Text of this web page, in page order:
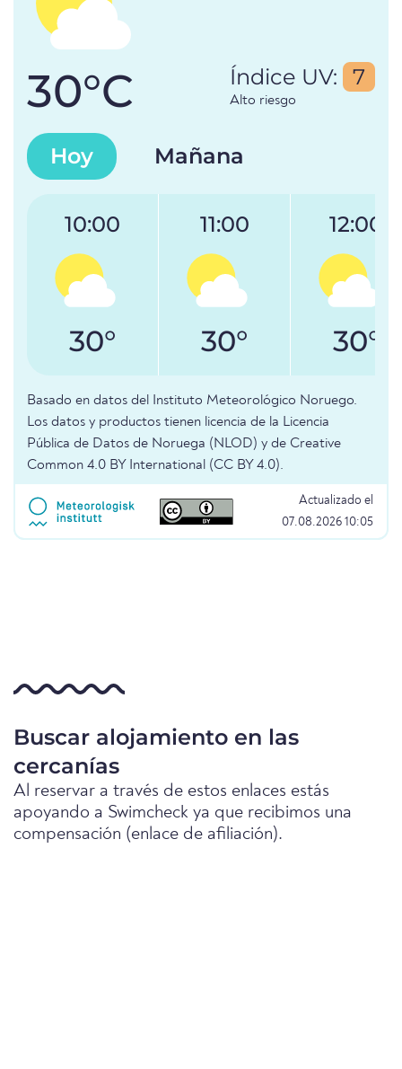
30°C Índice UV: 7
Alto riesgo
Hoy Mañana
10:00
30°
11:00
30°
12:00
30°
Basado en datos del Instituto Meteorológico Noruego.
Los datos y productos tienen licencia de la Licencia
Pública de Datos de Noruega (NLOD) y de Creative
Common 4.0 BY International (CC BY 4.0).
Actualizado el
07.08.2026 10:05
Buscar alojamiento en las
cercanías
Al reservar a través de estos enlaces estás
apoyando a Swimcheck ya que recibimos una
compensación (enlace de afiliación).